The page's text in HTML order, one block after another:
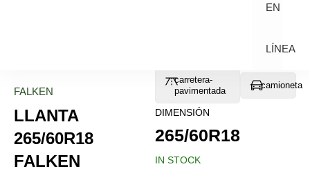
EN
LÍNEA
FALKEN
LLANTA
265/60R18
FALKEN
carretera-
pavimentada
camioneta
DIMENSIÓN
265/60R18
IN STOCK